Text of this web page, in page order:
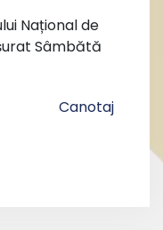
Național de
Sâmbătă
Canotaj